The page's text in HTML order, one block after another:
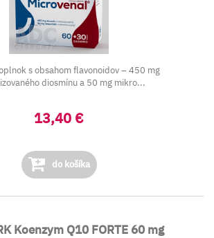
s obsahom flavonoidov – 450 mg
diosmínu a 50 mg mikro...
13,40 €
do košíka
Koenzym Q10 FORTE 60 mg